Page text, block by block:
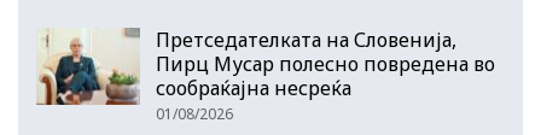
Претседателката на Словенија,
Пирц Мусар полесно повредена во
сообраќајна несреќа
01/08/2026